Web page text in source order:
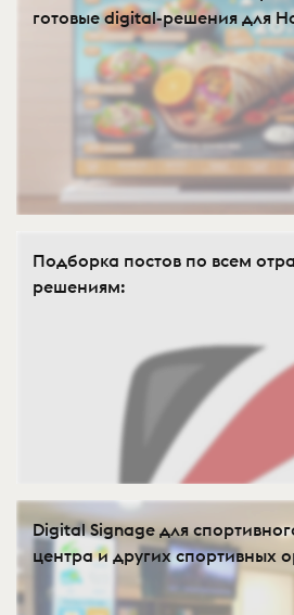
готовые digital-решения для
Подборка постов по всем
решениям:
Digital Signage для
центра и других спортивных